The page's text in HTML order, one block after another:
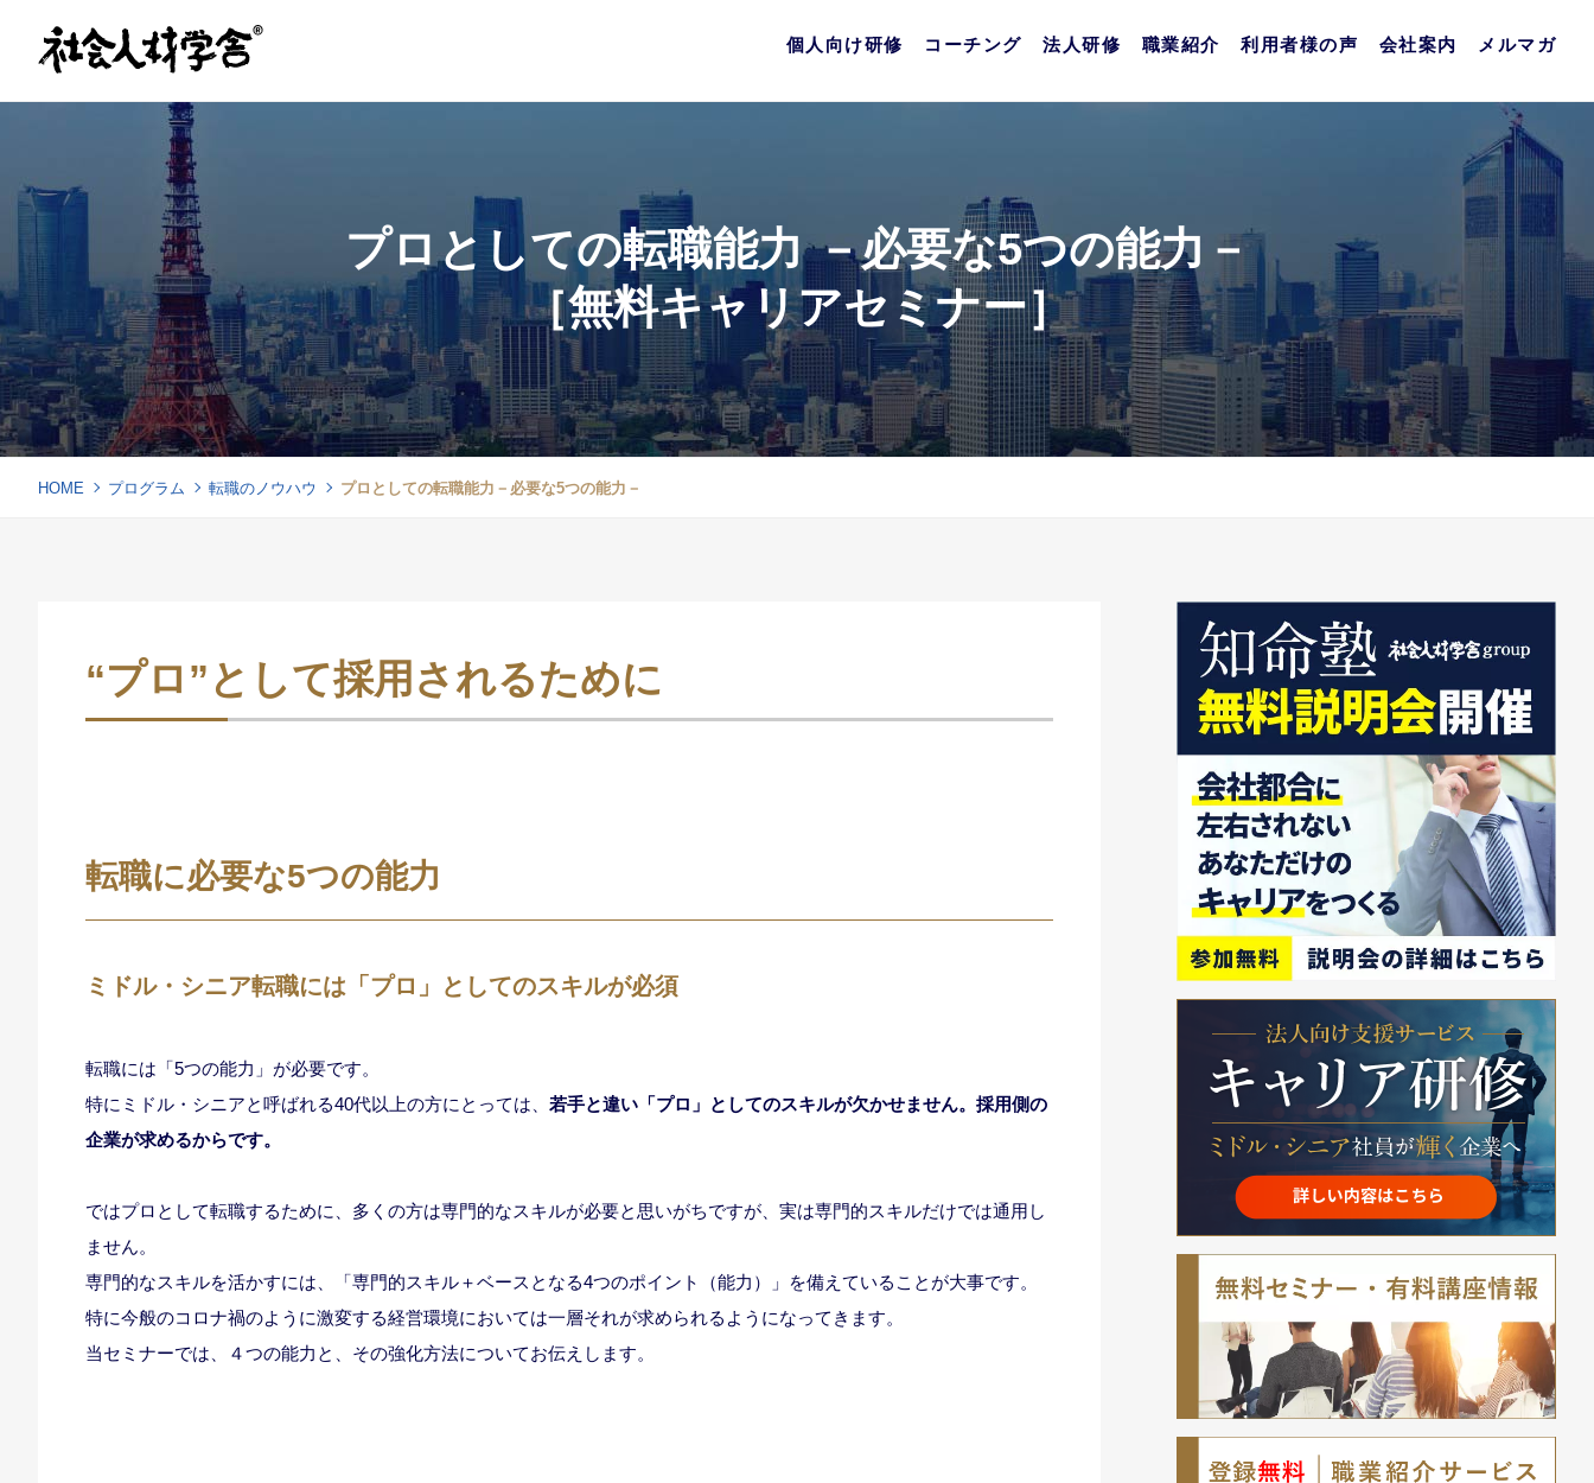
個人向け研修 コーチング 法人研修 職業紹介 利用者様の声 会社案内 メルマガ
プロとしての転職能力 －必要な5つの能力－
［無料キャリアセミナー］
HOME プログラム 転職のノウハウ プロとしての転職能力－必要な5つの能力－
“プロ”として採用されるために
転職に必要な5つの能力
ミドル・シニア転職には「プロ」としてのスキルが必須
転職には「5つの能力」が必要です。
特にミドル・シニアと呼ばれる40代以上の方にとっては、 若手と違い「プロ」としてのスキルが欠かせません。採用側の
企業が求めるからです。
ではプロとして転職するために、多くの方は専門的なスキルが必要と思いがちですが、実は専門的スキルだけでは通用し
ません。
専門的なスキルを活かすには、「専門的スキル＋ベースとなる4つのポイント（能力）」を備えていることが大事です。
特に今般のコロナ禍のように激変する経営環境においては一層それが求められるようになってきます。
当セミナーでは、４つの能力と、その強化方法についてお伝えします。